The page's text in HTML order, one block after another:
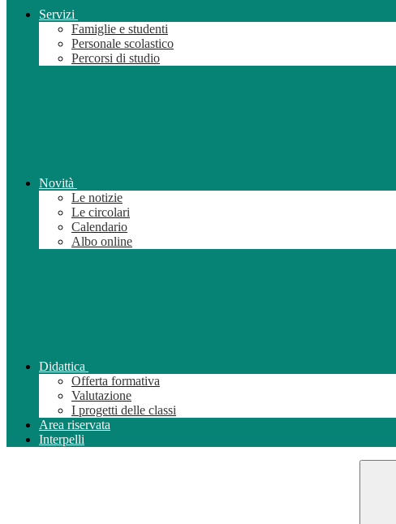
Servizi
Famiglie e studenti
Personale scolastico
Percorsi di studio
Novità
Le notizie
Le circolari
Calendario
Albo online
Didattica
Offerta formativa
Valutazione
I progetti delle classi
Area riservata
Interpelli